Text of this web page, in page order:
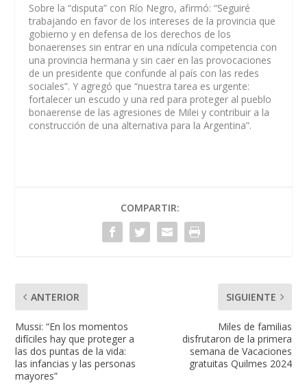
Sobre la “disputa” con Río Negro, afirmó: “Seguiré
trabajando en favor de los intereses de la provincia que
gobierno y en defensa de los derechos de los
bonaerenses sin entrar en una ridícula competencia con
una provincia hermana y sin caer en las provocaciones
de un presidente que confunde al país con las redes
sociales”. Y agregó que “nuestra tarea es urgente:
fortalecer un escudo y una red para proteger al pueblo
bonaerense de las agresiones de Milei y contribuir a la
construcción de una alternativa para la Argentina”.
COMPARTIR:
ANTERIOR
Mussi: “En los momentos
difíciles hay que proteger a
las dos puntas de la vida:
las infancias y las personas
mayores”
SIGUIENTE
Miles de familias
disfrutaron de la primera
semana de Vacaciones
gratuitas Quilmes 2024